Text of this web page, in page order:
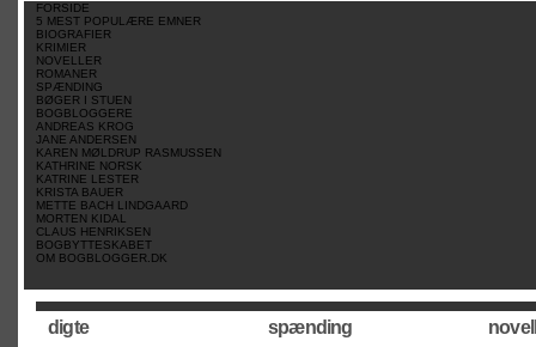
FORSIDE
5 MEST POPULÆRE EMNER
BIOGRAFIER
KRIMIER
NOVELLER
ROMANER
SPÆNDING
BØGER I STUEN
BOGBLOGGERE
ANDREAS KROG
JANE ANDERSEN
KAREN MØLDRUP RASMUSSEN
KATHRINE NORSK
KATRINE LESTER
KRISTA BAUER
METTE BACH LINDGAARD
MORTEN KIDAL
CLAUS HENRIKSEN
BOGBYTTESKABET
OM BOGBLOGGER.DK
digte spænding